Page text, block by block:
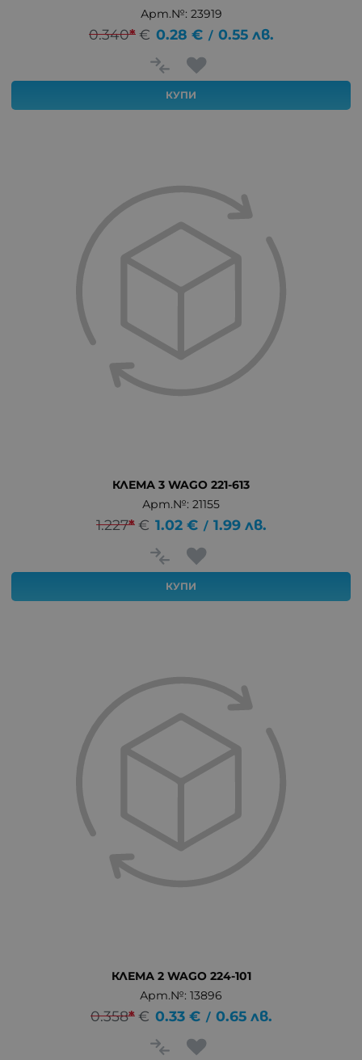
Арт.№: 23919
0.340* € 0.28 € / 0.55 лв.
КУПИ
КЛЕМА 3 WAGO 221-613
Арт.№: 21155
1.227* € 1.02 € / 1.99 лв.
КУПИ
КЛЕМА 2 WAGO 224-101
Арт.№: 13896
0.358* € 0.33 € / 0.65 лв.